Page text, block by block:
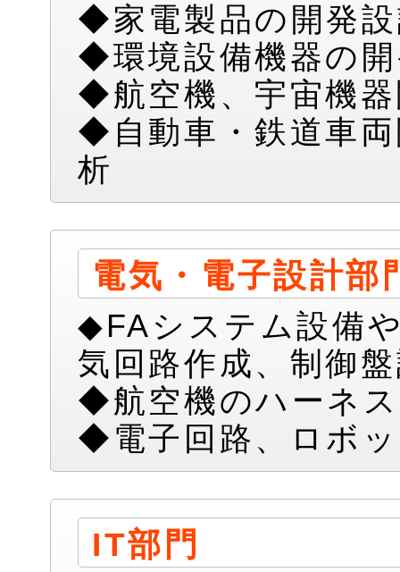
◆家電製品の開発
◆環境設備機器の
◆航空機、宇宙機
◆自動車・鉄道車
析
電気・電子設計部
◆FAシステム設備
気回路作成、制御
◆航空機のハーネ
◆電子回路、ロボ
IT部門